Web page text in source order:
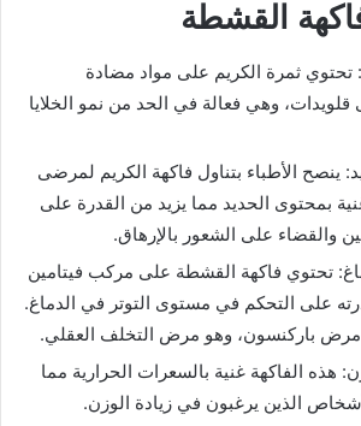
القشطة
ثمرة الكريم على مواد مضادة
وهي فعالة في الحد من نمو الخلايا
ينصح الأطباء بتناول فاكهة الكريم لمرضى
بمحتوى الحديد مما يزيد من القدرة على
والقضاء على الشعور بالإرهاق.
تحتوي فاكهة القشطة على مركب فيتامين
على التحكم في مستوى التوتر في الدماغ.
مرض باركنسون، وهو مرض التخلف العقلي.
هذه الفاكهة غنية بالسعرات الحرارية مما
الذين يرغبون في زيادة الوزن.